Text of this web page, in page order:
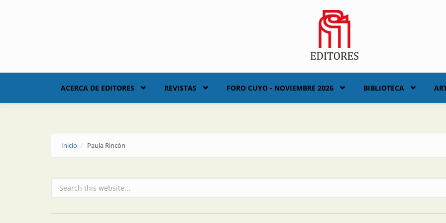
ACERCA DE EDITORES REVISTAS FORO CUYO - NOVIEMBRE 2026 BIBLIOTECA
Inicio Paula Rincón
Formulario de búsqueda